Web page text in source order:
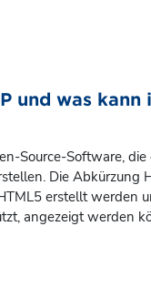
und was kann
Source-Software,
Die Abkürzung
erstellt werden
angezeigt werden